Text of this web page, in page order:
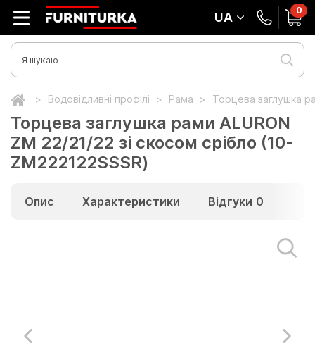
UA 0
Водовідливні профілі Рама Торцева заглушка
Торцева заглушка рами ALURON
ZM 22/21/22 зі скосом срібло (10-
ZM222122SSSR)
Опис Характеристики Відгуки 0